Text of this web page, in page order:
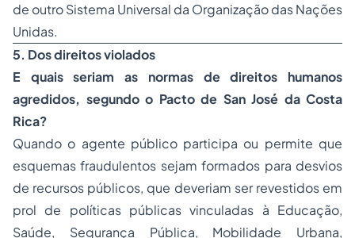
de outro Sistema Universal da Organização das Nações
Unidas.
5. Dos direitos violados
E quais seriam as normas de direitos humanos
agredidos, segundo o Pacto de San José da Costa
Rica?
Quando o agente público participa ou permite que
esquemas fraudulentos sejam formados para desvios
de recursos públicos, que deveriam ser revestidos em
prol de políticas públicas vinculadas à Educação,
Saúde, Segurança Pública, Mobilidade Urbana,